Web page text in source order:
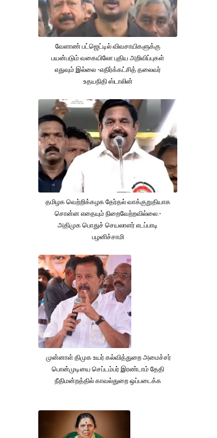
வேளாண் பட்ஜெட்டில் விவசாயிகளுக்கு
பயன்படும் வகையிலோ புதிய அறிவிப்புகள்
எதுவும் இல்லை -எதிர்க்கட்சித் தலைவர்
உதயநிதி ஸ்டாலின்
தமிழக வெற்றிக்கழக தேர்தல் வாக்குறுதியாக
சொன்ன எதையும் நிறைவேற்றவில்லை.-
அதிமுக பொதுச் செயலாளர் எடப்பாடி
பழனிச்சாமி
முன்னாள் திமுக உயர் கல்வித்துறை அமைச்சர்
பொன்முடியை செப்டம்பர் இரண்டாம் தேதி
நீதிமன்றத்தில் காவல்துறை ஒப்படைக்க